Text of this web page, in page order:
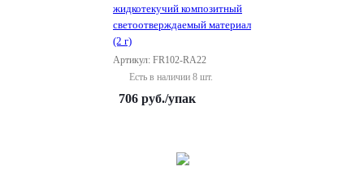
жидкотекучий композитный
светоотверждаемый материал
(2 г)
Артикул: FR102-RA22
Есть в наличии 8 шт.
706 руб./упак